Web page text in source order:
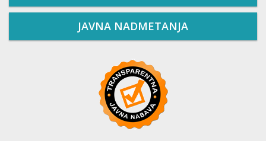
JAVNA NADMETANJA